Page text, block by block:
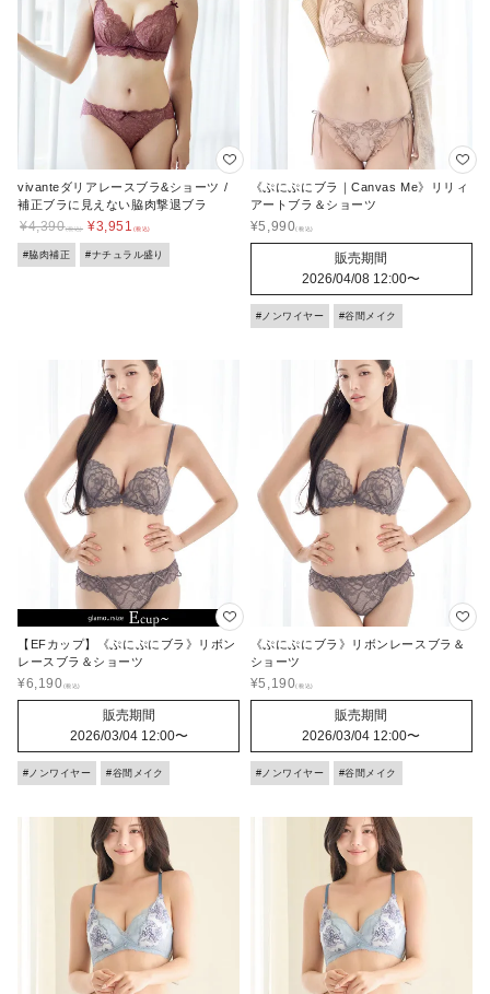
vivanteダリアレースブラ&ショーツ /
補正ブラに見えない脇肉撃退ブラ
¥4,390 ¥3,951
#脇肉補正 #ナチュラル盛り
《ぷにぷにブラ｜Canvas Me》リリィ
アートブラ＆ショーツ
¥5,990
販売期間
2026/04/08 12:00〜
#ノンワイヤー #谷間メイク
【EFカップ】《ぷにぷにブラ》リボン
レースブラ＆ショーツ
¥6,190
販売期間
2026/03/04 12:00〜
#ノンワイヤー #谷間メイク
《ぷにぷにブラ》リボンレースブラ＆
ショーツ
¥5,190
販売期間
2026/03/04 12:00〜
#ノンワイヤー #谷間メイク